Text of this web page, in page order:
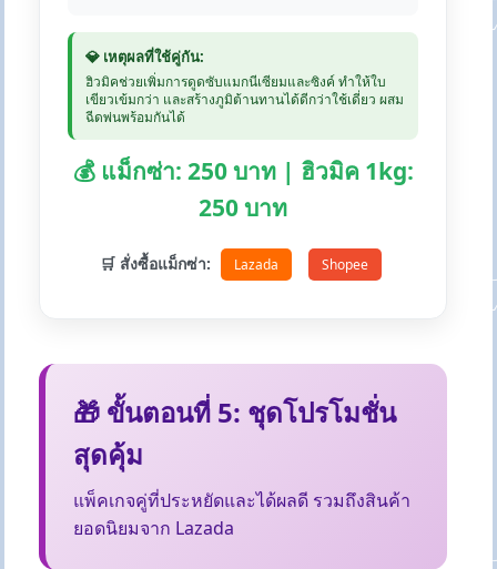
💎 เหตุผลที่ใช้คู่กัน:
ฮิวมิคช่วยเพิ่มการดูดซับแมกนีเซียมและซิงค์ ทำให้ใบ
เขียวเข้มกว่า และสร้างภูมิต้านทานได้ดีกว่าใช้เดี่ยว ผสม
ฉีดพ่นพร้อมกันได้
💰 แม็กซ่า: 250 บาท | ฮิวมิค 1kg:
250 บาท
🛒 สั่งซื้อแม็กซ่า: Lazada Shopee
🎁 ขั้นตอนที่ 5: ชุดโปรโมชั่น
สุดคุ้ม
แพ็คเกจคู่ที่ประหยัดและได้ผลดี รวมถึงสินค้า
ยอดนิยมจาก Lazada